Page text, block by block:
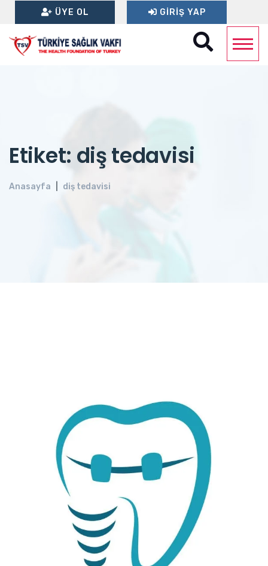
ÜYE OL GIRIŞ YAP
Etiket: diş tedavisi
Anasayfa diş tedavisi